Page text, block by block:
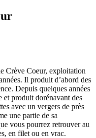
Crève Coeur, exploitation
Il produit d’abord des
Depuis quelques années
produit dorénavant des
avec un vergers de près
une partie de sa
vous pourrez retrouver au
en filet ou en vrac.